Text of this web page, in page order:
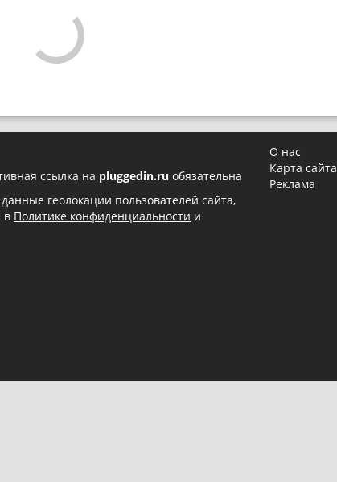
ссылка на pluggedin.ru обязательна
геолокации пользователей сайта,
в Политике конфиденциальности и
О нас
Карта сайта
Реклама